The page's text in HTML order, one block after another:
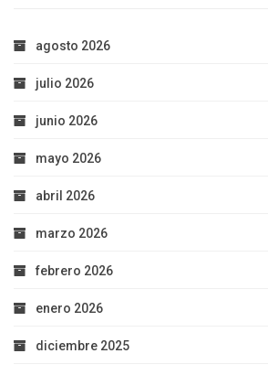
agosto 2026
julio 2026
junio 2026
mayo 2026
abril 2026
marzo 2026
febrero 2026
enero 2026
diciembre 2025